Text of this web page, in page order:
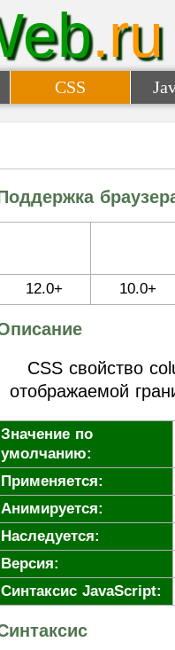
.ru
CSS
12.0+ 10.0+
CSS свойство
отображаемой
Значение по
умолчанию:
Применяется:
Анимируется:
Наследуется:
Версия:
Синтаксис JavaScript: